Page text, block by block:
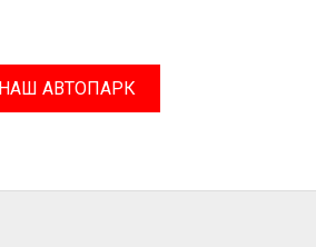
НАШ АВТОПАРК